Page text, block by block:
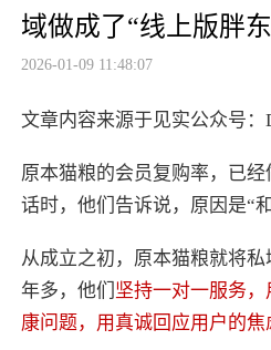
域做成了“线上版胖
2026-01-09 11:48:07
文章内容来源于见实公众号
原本猫粮的会员复购率，已
话时，他们告诉说，原因是“
从成立之初，原本猫粮就将
年多，他们 坚持一对一服务
康问题，用真诚回应用户的焦